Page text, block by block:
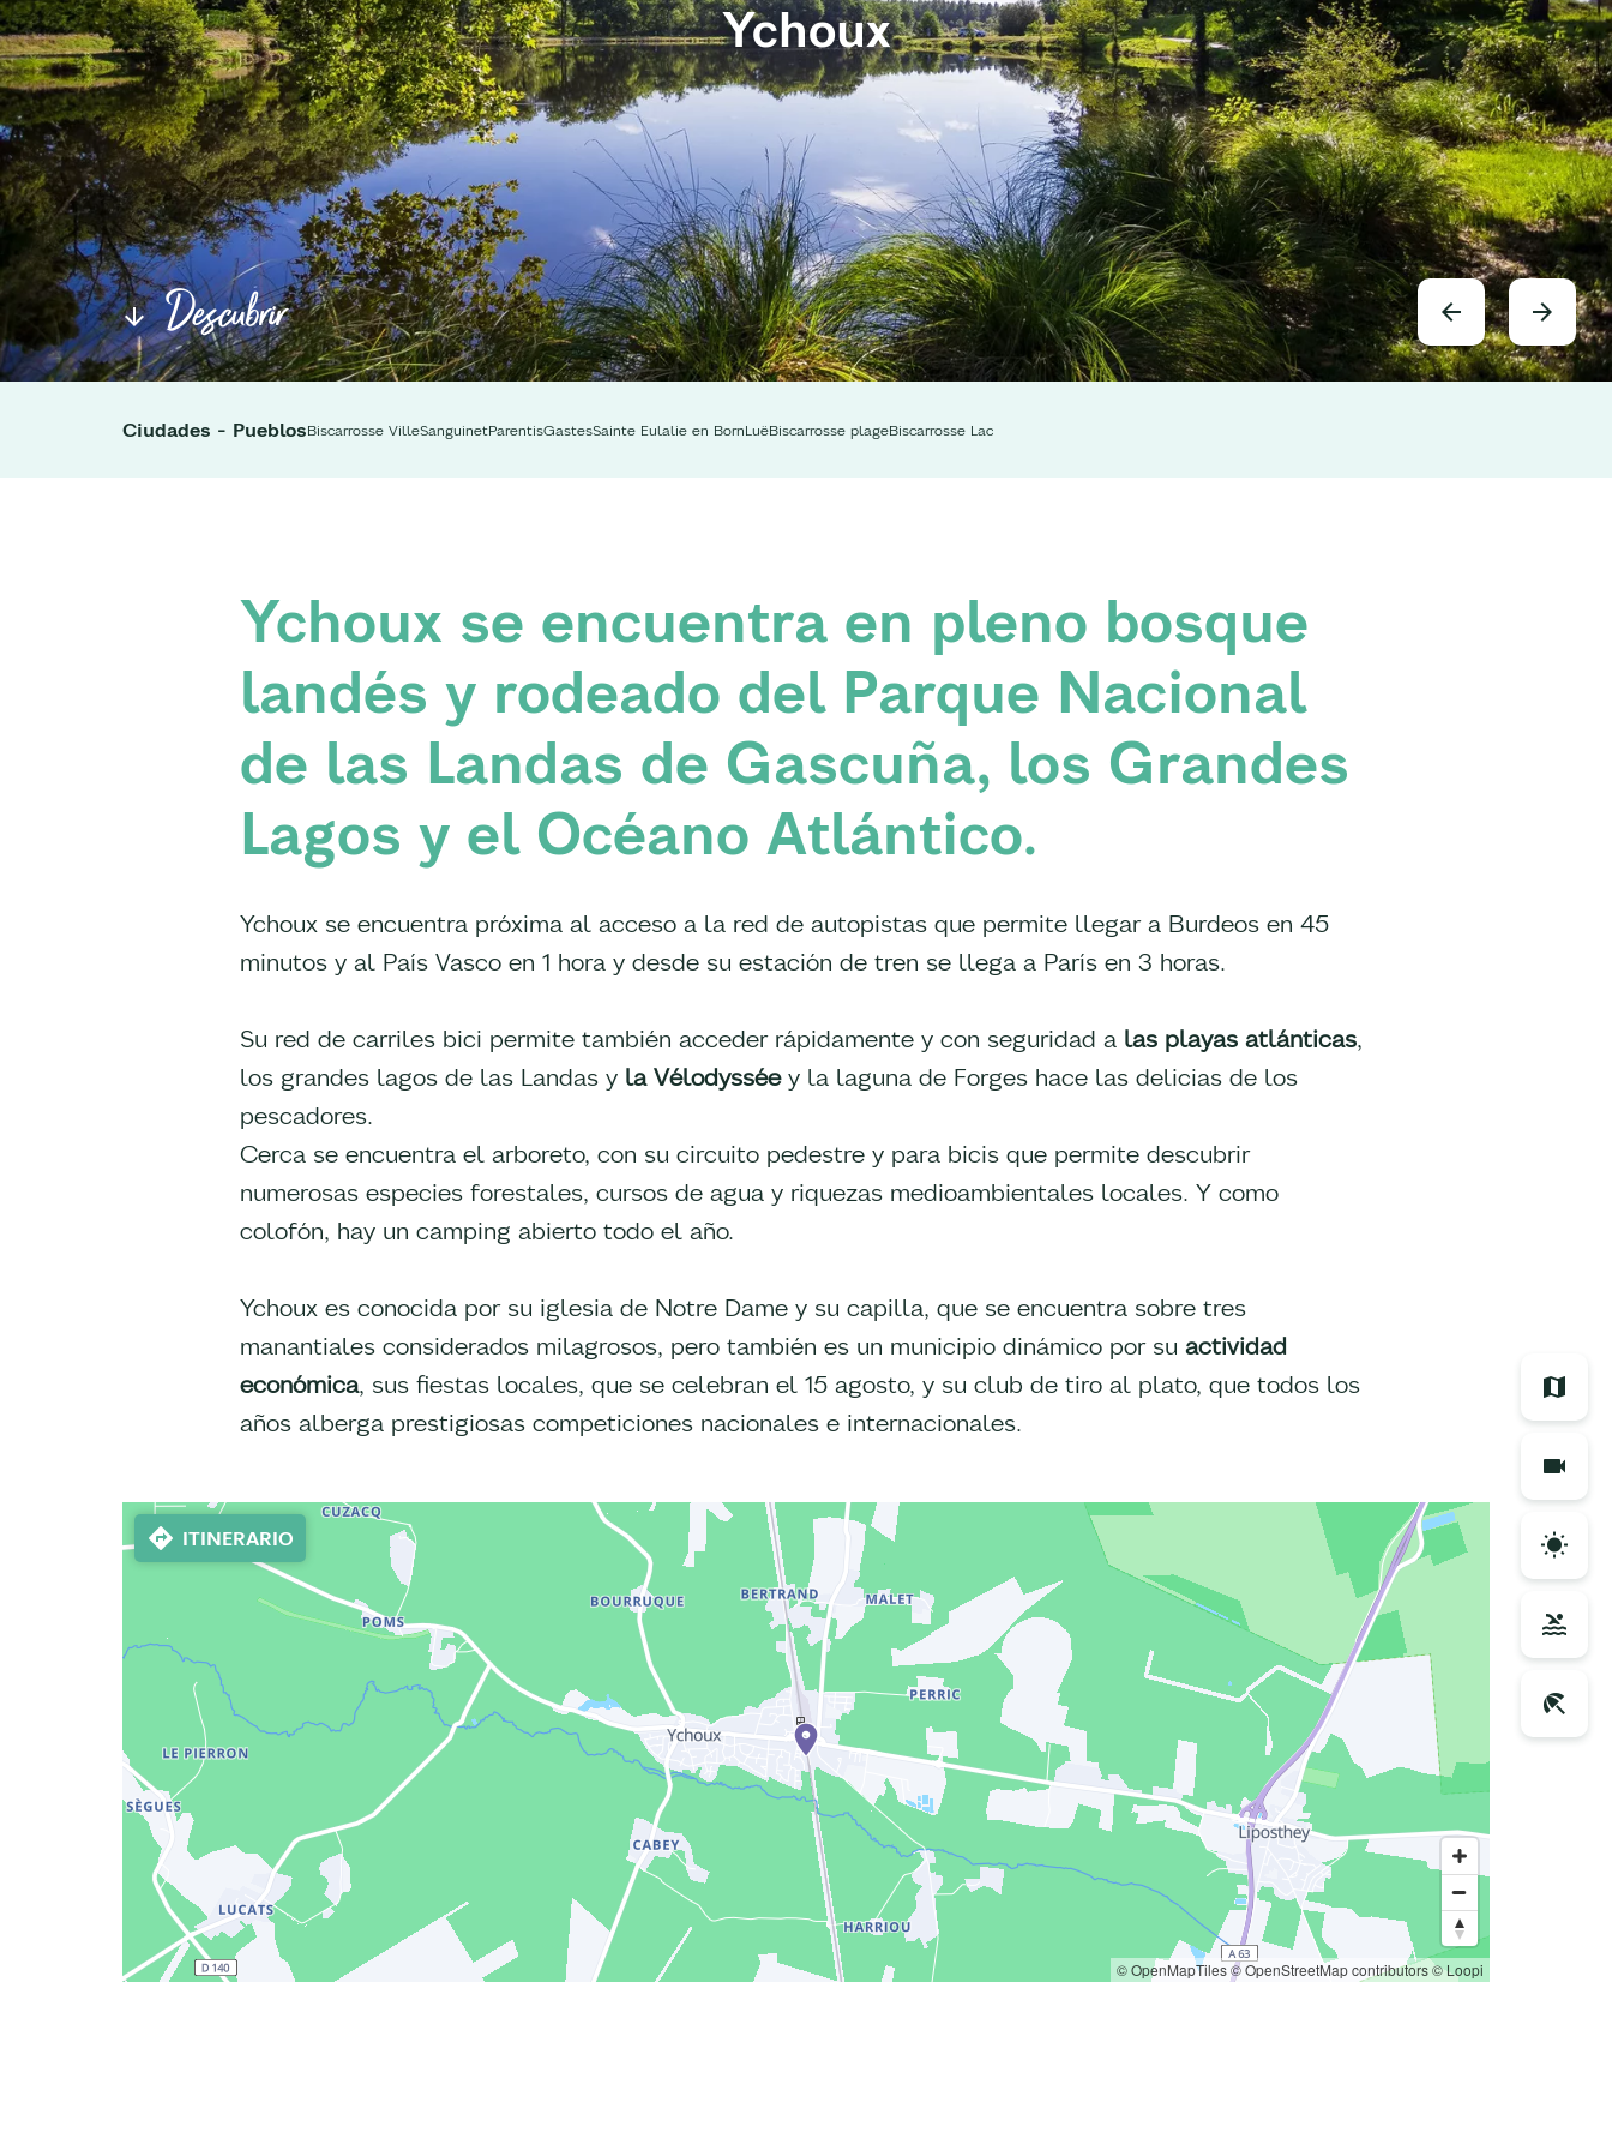
Ychoux
Descubrir
Ciudades - PueblosBiscarrosse VilleSanguinetParentisGastesSainte Eulalie en BornLuëBiscarrosse plageBiscarrosse Lac
Ychoux se encuentra en pleno bosque
landés y rodeado del Parque Nacional
de las Landas de Gascuña, los Grandes
Lagos y el Océano Atlántico.
Ychoux se encuentra próxima al acceso a la red de autopistas que permite llegar a Burdeos en 45
minutos y al País Vasco en 1 hora y desde su estación de tren se llega a París en 3 horas.
Su red de carriles bici permite también acceder rápidamente y con seguridad alas playas atlánticas,
los grandes lagos de las Landas y la Vélodysséey la laguna de Forges hace las delicias de los
pescadores.
Cerca se encuentra el arboreto, con su circuito pedestre y para bicis que permite descubrir
numerosas especies forestales, cursos de agua y riquezas medioambientales locales. Y como
colofón, hay un camping abierto todo el año.
Ychoux es conocida por su iglesia de Notre Dame y su capilla, que se encuentra sobre tres
manantiales considerados milagrosos, pero también es un municipio dinámico por su actividad
económica, sus fiestas locales, que se celebran el 15 agosto, y su club de tiro al plato, que todos los
años alberga prestigiosas competiciones nacionales e internacionales.
ITINERARIO
© OpenMapTiles© OpenStreetMap contributors© Loopi